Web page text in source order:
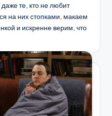
те, кто не любит
на них стопками, макаем
и искренне верим, что